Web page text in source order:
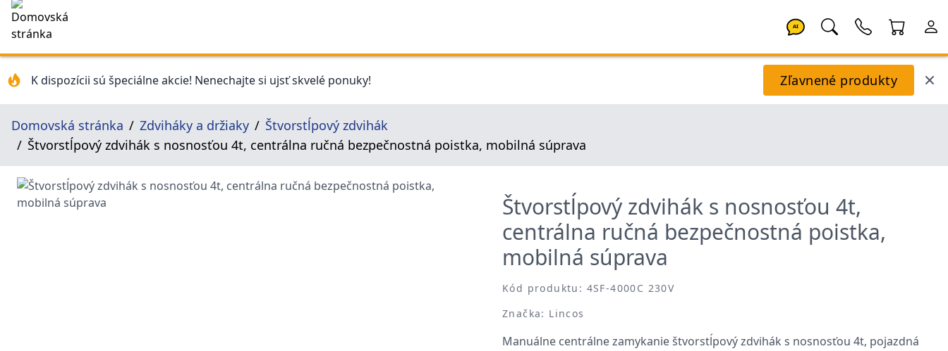
AI
K dispozícii sú špeciálne akcie! Nenechajte si ujsť skvelé ponuky! Zľavnené produkty
Domovská stránka Zdviháky a držiaky
Štvorstĺpový zdvihák
Štvorstĺpový zdvihák s nosnosťou 4t, centrálna ručná bezpečnostná poistka, mobilná súprava
Štvorstĺpový zdvihák s nosnosťou 4t,
centrálna ručná bezpečnostná poistka,
mobilná súprava
Kód produktu: 4SF-4000C 230V
Značka: Lincos
Manuálne centrálne zamykanie štvorstĺpový zdvihák s nosnosťou 4t, pojazdná